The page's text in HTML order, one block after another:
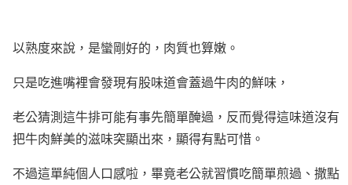
以熟度來說，是蠻剛好的，肉質也算嫩。
只是吃進嘴裡會發現有股味道會蓋過牛肉的鮮味，
老公猜測這牛排可能有事先簡單醃過，反而覺得這味道沒有
把牛肉鮮美的滋味突顯出來，顯得有點可惜。
不過這單純個人口感啦，畢竟老公就習慣吃簡單煎過、撒點